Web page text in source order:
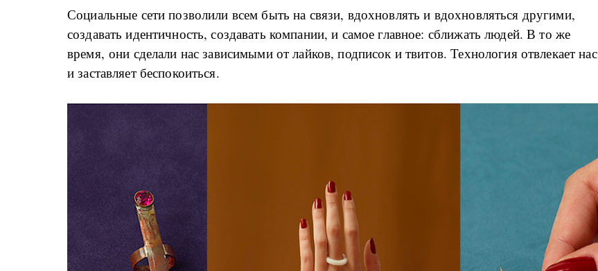
Социальные сети позволили всем быть на связи, вдохновлять и вдохновляться другими,
создавать идентичность, создавать компании, и самое главное: сближать людей. В то же
время, они сделали нас зависимыми от лайков, подписок и твитов. Технология отвлекает нас
и заставляет беспокоиться.